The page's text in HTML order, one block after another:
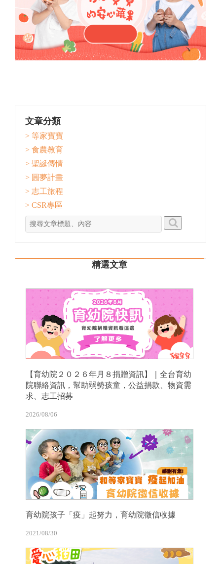
文章分類
> 等家寶寶
> 食農教育
> 聖誕傳情
> 圓夢計畫
> 志工旅程
> CSR專區
精選文章
【育幼院２０２６年月８捐贈資訊】｜全台育幼
院聯絡資訊，幫助弱勢孩童，公益捐款、物資需
求、志工招募
2026/08/06
育幼院孩子「疫」起努力，育幼院徵信收據
2021/08/30